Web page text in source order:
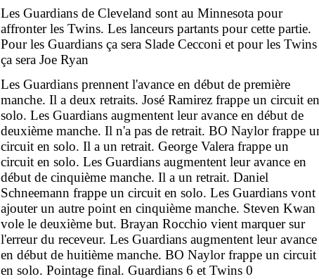
Les Guardians de Cleveland sont au Minnesota pour
affronter les Twins. Les lanceurs partants pour cette partie.
Pour les Guardians ça sera Slade Cecconi et pour les Twins
ça sera Joe Ryan
Les Guardians prennent l'avance en début de première
manche. Il a deux retraits. José Ramirez frappe un circuit en
solo. Les Guardians augmentent leur avance en début de
deuxième manche. Il n'a pas de retrait. BO Naylor frappe
circuit en solo. Il a un retrait. George Valera frappe un
circuit en solo. Les Guardians augmentent leur avance en
début de cinquième manche. Il a un retrait. Daniel
Schneemann frappe un circuit en solo. Les Guardians vont
ajouter un autre point en cinquième manche. Steven Kwan
vole le deuxième but. Brayan Rocchio vient marquer sur
l'erreur du receveur. Les Guardians augmentent leur avance
en début de huitième manche. BO Naylor frappe un circuit
en solo. Pointage final. Guardians 6 et Twins 0